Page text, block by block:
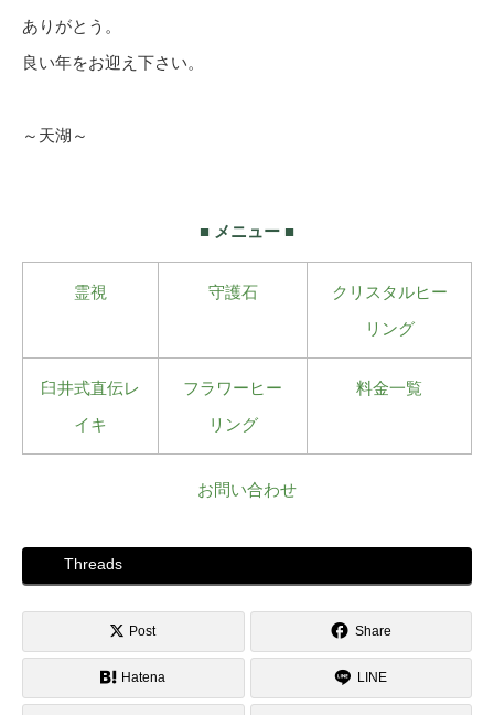
ありがとう。
良い年をお迎え下さい。
～天湖～
■ メニュー ■
霊視 守護石
クリスタルヒー
リング
臼井式直伝レ
イキ
フラワーヒー
リング
料金一覧
お問い合わせ
Threads
Post Share
Hatena LINE